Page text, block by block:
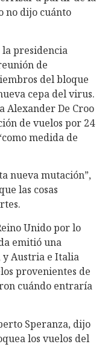
no dijo cuánto
presidencia
de
del bloque
cepa del virus.
Alexander De Croo
de vuelos por 24
medida de
nueva mutación”,
las cosas
Unido por lo
emitió una
y Austria e Italia
provenientes de
cuándo entraría
Speranza, dijo
los vuelos del